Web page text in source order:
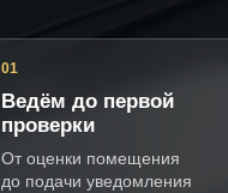
01
Ведём до первой
проверки
От оценки помещения
до подачи уведомления